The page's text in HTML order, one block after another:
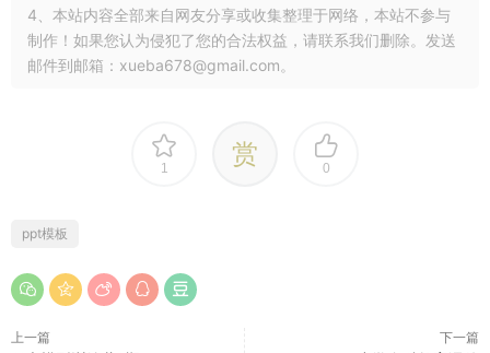
4、本站内容全部来自网友分享或收集整理于网络，本站不参与
制作！如果您认为侵犯了您的合法权益，请联系我们删除。发送
邮件到邮箱：xueba678@gmail.com。
1 赏 0
ppt模板
上一篇 下一篇